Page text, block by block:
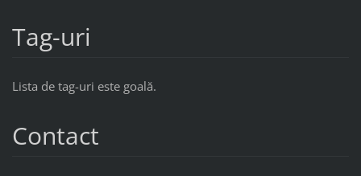
Tag-uri
Lista de tag-uri este goală.
Contact